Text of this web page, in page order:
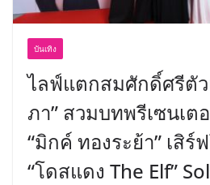
บันเทิง
ไลฟ์แตกสมศักดิ์ศรีตั
ภา” สวมบทพรีเซนเต
“มิกค์ ทองระย้า” เสิ
“โดสแดง The Elf”